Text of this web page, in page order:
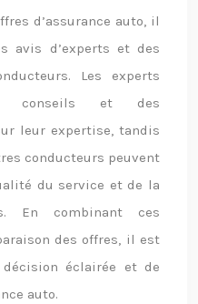
d’assurance auto, il
avis d’experts et des
Les experts
conseils et des
leur expertise, tandis
conducteurs peuvent
du service et de la
En combinant ces
des offres, il est
éclairée et de
auto.